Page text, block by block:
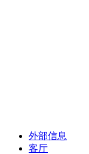
外部信息
客厅